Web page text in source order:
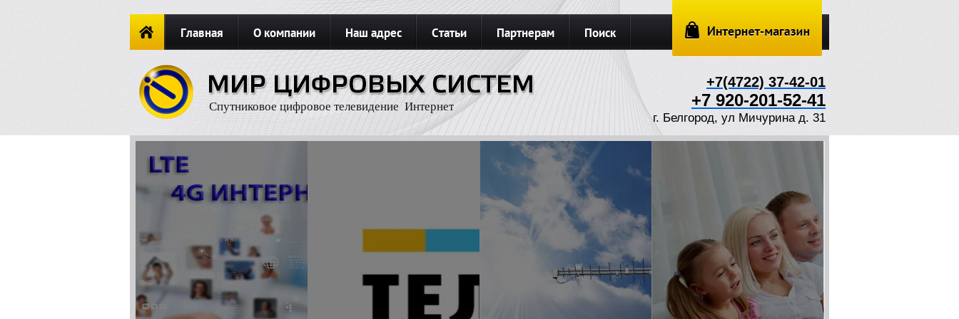
Главная О компании Наш адрес Статьи Партнерам Поиск
Новости Карта сайта Подключить интернет
Спутниковое цифровое телевидение Интернет
+7(4722) 37-42-01
+7 920-201-52-41
г. Белгород, ул Мичурина д. 31